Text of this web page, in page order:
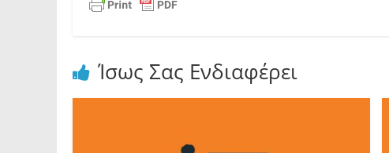
Ίσως Σας Ενδιαφέρει